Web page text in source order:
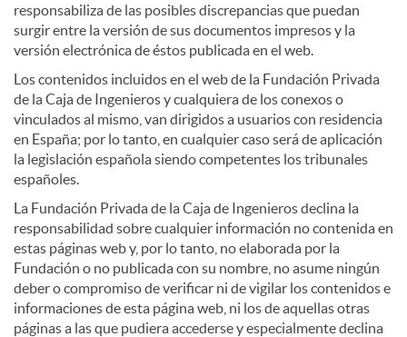
responsabiliza de las posibles discrepancias que puedan
surgir entre la versión de sus documentos impresos y la
versión electrónica de éstos publicada en el web.
Los contenidos incluidos en el web de la Fundación Privada
de la Caja de Ingenieros y cualquiera de los conexos o
vinculados al mismo, van dirigidos a usuarios con residencia
en España; por lo tanto, en cualquier caso será de aplicación
la legislación española siendo competentes los tribunales
españoles.
La Fundación Privada de la Caja de Ingenieros declina la
responsabilidad sobre cualquier información no contenida en
estas páginas web y, por lo tanto, no elaborada por la
Fundación o no publicada con su nombre, no asume ningún
deber o compromiso de verificar ni de vigilar los contenidos e
informaciones de esta página web, ni los de aquellas otras
páginas a las que pudiera accederse y especialmente declina